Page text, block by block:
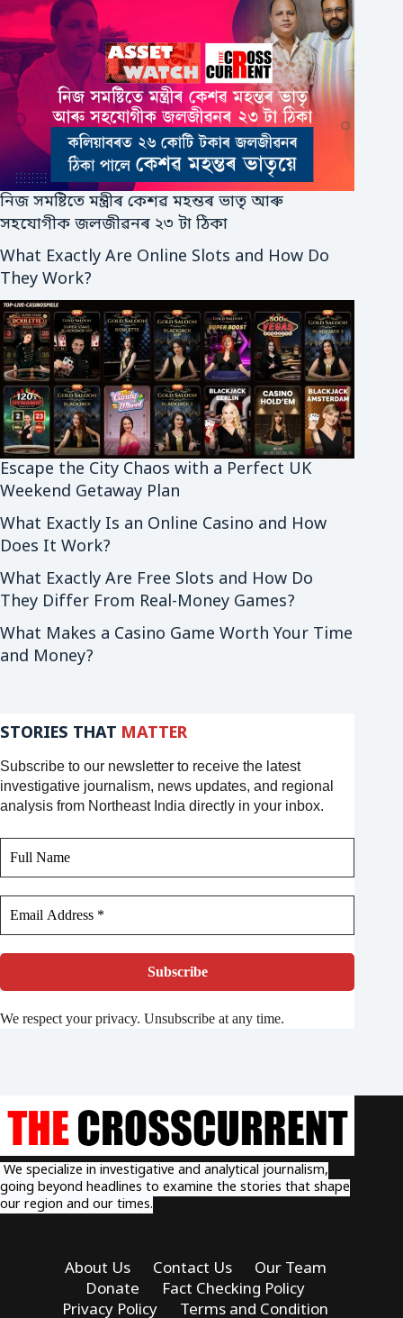
নিজ সমষ্টিতে মন্ত্ৰীৰ কেশৱ মহন্তৰ ভাতৃ আৰু
সহযোগীক জলজীৱনৰ ২৩ টা ঠিকা
What Exactly Are Online Slots and How Do
They Work?
Escape the City Chaos with a Perfect UK
Weekend Getaway Plan
What Exactly Is an Online Casino and How
Does It Work?
What Exactly Are Free Slots and How Do
They Differ From Real-Money Games?
What Makes a Casino Game Worth Your Time
and Money?
STORIES THAT MATTER
Subscribe to our newsletter to receive the latest
investigative journalism, news updates, and regional
analysis from Northeast India directly in your inbox.
We respect your privacy. Unsubscribe at any time.
We specialize in investigative and analytical journalism,
going beyond headlines to examine the stories that shape
our region and our times.
About Us Contact Us
Our Team
Donate
Fact Checking Policy
Privacy Policy
Terms and Condition